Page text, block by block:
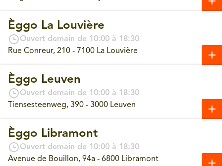
Èggo La Louvière
Ouvert demain de 10:00 à 18:30
Rue Conreur, 210 - 7100 La Louvière
Èggo Leuven
Ouvert demain de 10:00 à 18:30
Tiensesteenweg, 390 - 3000 Leuven
Èggo Libramont
Ouvert demain de 10:00 à 18:30
Avenue de Bouillon, 94a - 6800 Libramont